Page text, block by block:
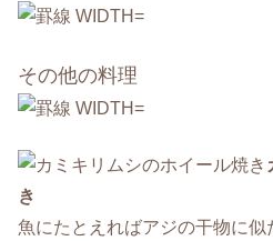
その他の料理
き
魚にたとえればアジの干物に